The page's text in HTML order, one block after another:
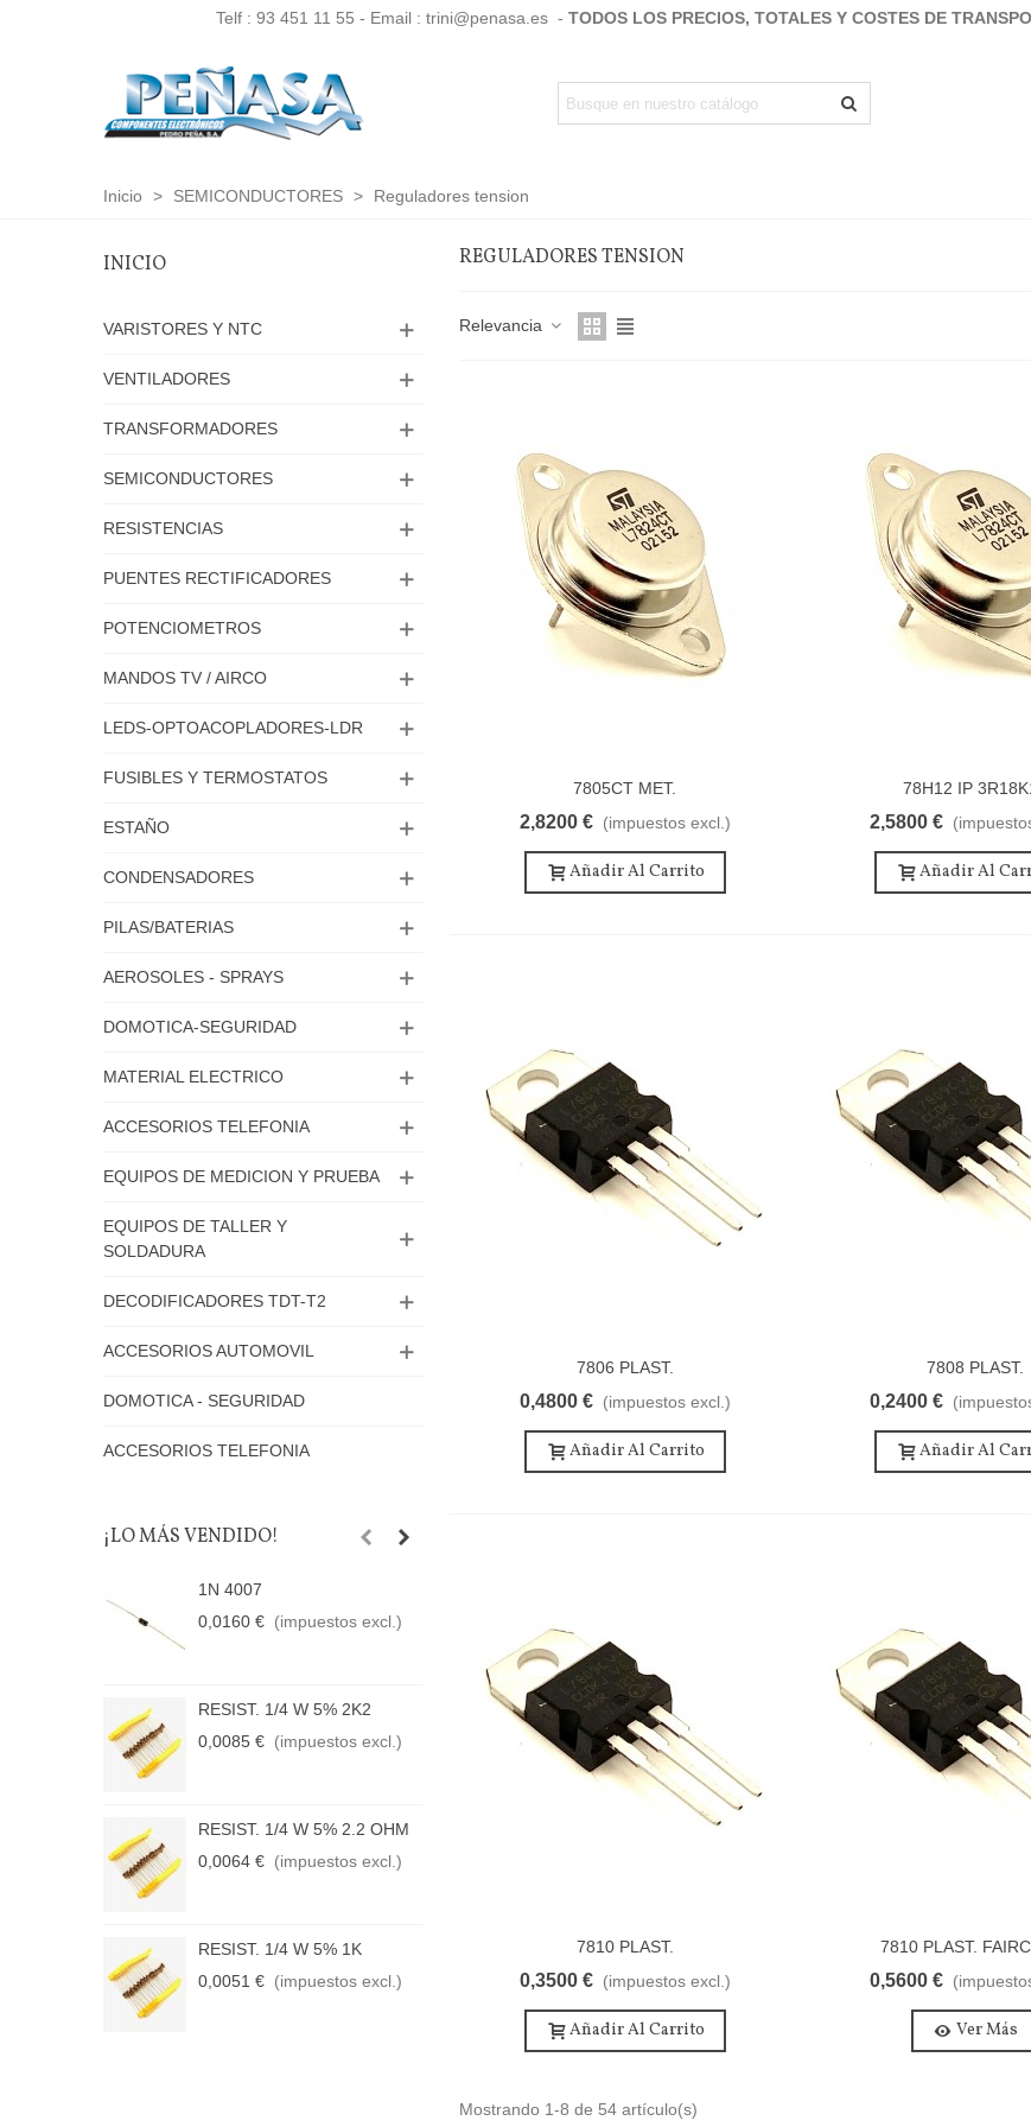
Telf : 93 451 11 55 - Email : trini@penasa.es - TODOS LOS PRECIOS, TOTALES Y COSTES DE
Inicio > SEMICONDUCTORES > Reguladores tension
INICIO
VARISTORES Y NTC
VENTILADORES
TRANSFORMADORES
SEMICONDUCTORES
RESISTENCIAS
PUENTES RECTIFICADORES
POTENCIOMETROS
MANDOS TV / AIRCO
LEDS-OPTOACOPLADORES-LDR
FUSIBLES Y TERMOSTATOS
ESTAÑO
CONDENSADORES
PILAS/BATERIAS
AEROSOLES - SPRAYS
DOMOTICA-SEGURIDAD
MATERIAL ELECTRICO
ACCESORIOS TELEFONIA
EQUIPOS DE MEDICION Y PRUEBA
EQUIPOS DE TALLER Y
SOLDADURA
DECODIFICADORES TDT-T2
ACCESORIOS AUTOMOVIL
DOMOTICA - SEGURIDAD
ACCESORIOS TELEFONIA
¡LO MÁS VENDIDO!
1N 4007
0,0160 € (impuestos excl.)
RESIST. 1/4 W 5% 2K2
0,0085 € (impuestos excl.)
RESIST. 1/4 W 5% 2.2 OHM
0,0064 € (impuestos excl.)
RESIST. 1/4 W 5% 1K
0,0051 € (impuestos excl.)
RESIST. 1/4 W 5% 120 OHM
0,0051 €
(impuestos excl.)
RESIST. 1/4 W 5% 4K7
0,0066 €
(impuestos excl.)
REGULADORES TENSION
Relevancia
7805CT MET.
2,8200 € (impuestos excl.)
Añadir Al Carrito
78H12 IP
2,5800 €
Añadir Al
7806 PLAST.
0,4800 € (impuestos excl.)
Añadir Al Carrito
7808 PLAST.
0,2400 €
Añadir Al
7810 PLAST.
0,3500 € (impuestos excl.)
Añadir Al Carrito
7810 PLAST.
0,5600 €
Ver Más
Mostrando 1-8 de 54 artículo(s)